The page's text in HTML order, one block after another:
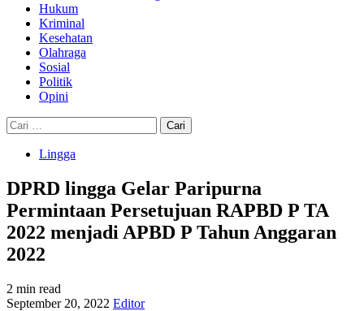
Hukum
Kriminal
Kesehatan
Olahraga
Sosial
Politik
Opini
Cari
untuk:
Lingga
DPRD lingga Gelar Paripurna
Permintaan Persetujuan RAPBD P TA
2022 menjadi APBD P Tahun Anggaran
2022
2 min read
September 20, 2022 Editor